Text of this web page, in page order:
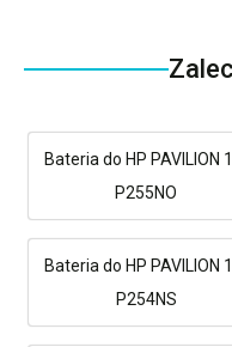
Bateria do HP PAVILION
P255NO
Bateria do HP PAVILION
P254NS